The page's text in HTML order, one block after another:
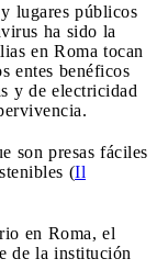
lugares públicos
ha sido la
en Roma tocan
entes benéficos
y de electricidad
son presas fáciles
(Il
en Roma, el
de la institución